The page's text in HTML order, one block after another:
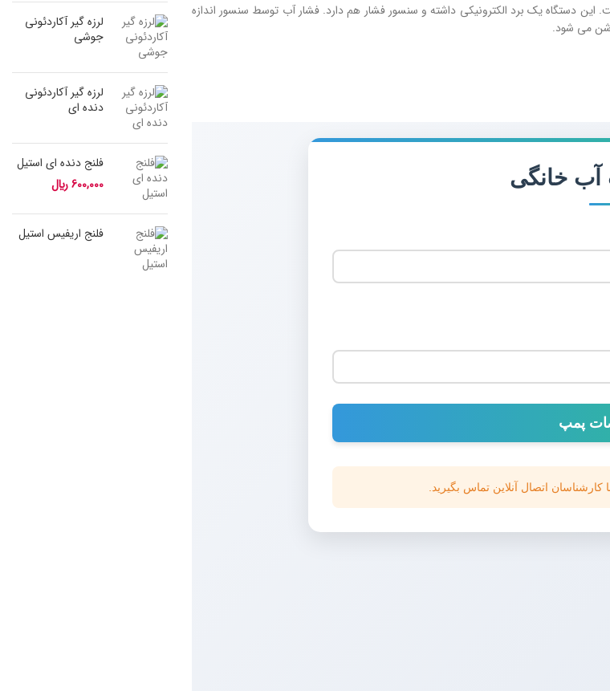
این دستگاه یک برد الکترونیکی داشته و سنسور فشار هم دارد. فشار آب توسط سنسور اندازه
می شود.
آب خانگی
پمپ
اتصال آنلاین تماس بگیرید.
لرزه گیر آکاردئونی
جوشی
لرزه گیر آکاردئونی
دنده ای
فلنج دنده ای استیل
600,000﷼
فلنج اریفیس استیل